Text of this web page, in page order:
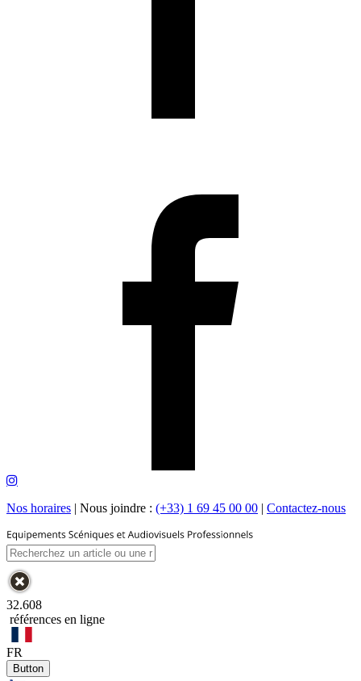
Nos horaires | Nous joindre : (+33) 1 69 45 00 00 | Contactez-nous
32.608
références en ligne
FR